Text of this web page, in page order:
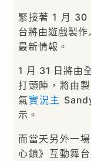
緊接著 1 月 30
台將由遊戲製
最新情報。
1 月 31 日將由
打頭陣，將由
氣實況主
示。
而當天另外一
心鎮》互動舞